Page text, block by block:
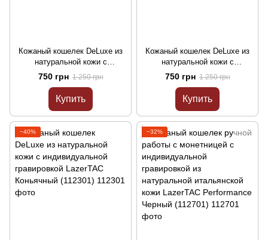
Кожаный кошелек DeLuxe из
натуральной кожи с
индивидуальной гравировкой
LazerTAC Зеленый (112101)
750 грн 1 250 грн
Купить
Кожаный кошелек DeLuxe из
натуральной кожи с
индивидуальной гравировкой
LazerTAC Коричневый
(112201)
750 грн 1 250 грн
Купить
−40% −32%